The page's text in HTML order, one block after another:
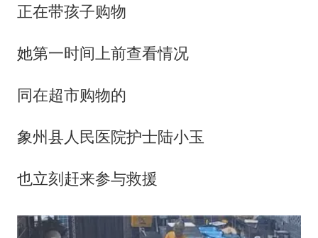
正在带孩子购物
她第一时间上前查看情况
同在超市购物的
象州县人民医院护士陆小玉
也立刻赶来参与救援